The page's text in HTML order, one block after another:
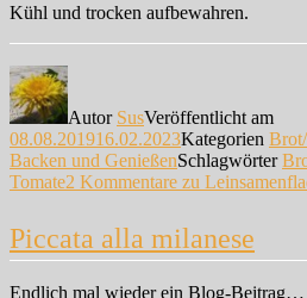
Kühl und trocken aufbewahren.
Autor SusVeröffentlicht am
08.08.201916.02.2023Kategorien
Backen und GenießenSchlagwörter
Tomate2 Kommentare zu
Piccata alla milanese
Endlich mal wieder ein Blog-Beitrag…